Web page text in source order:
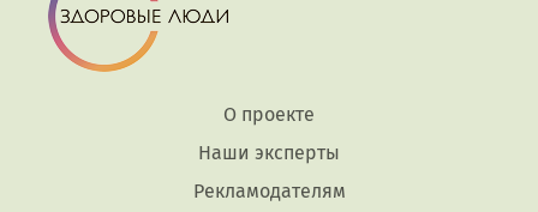
О проекте
Наши эксперты
Рекламодателям